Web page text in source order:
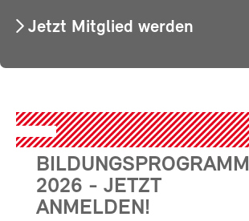
Jetzt Mitglied werden
BILDUNGSPROGRAMM
2026 - JETZT
ANMELDEN!